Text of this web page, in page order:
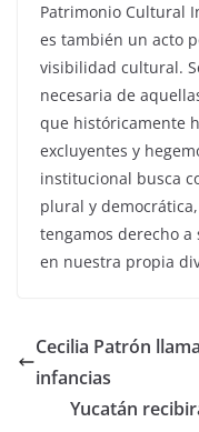
Patrimonio Cultural
es también un acto
visibilidad cultural.
necesaria de
que históricamente
excluyentes y
institucional busca
plural y
tengamos derecho a
en nuestra propia
Cecilia Patrón
infancias
Yucatán